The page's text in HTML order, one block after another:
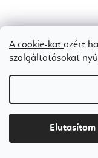
A cookie-kat azért
szolgáltatásokat
Elutasítom